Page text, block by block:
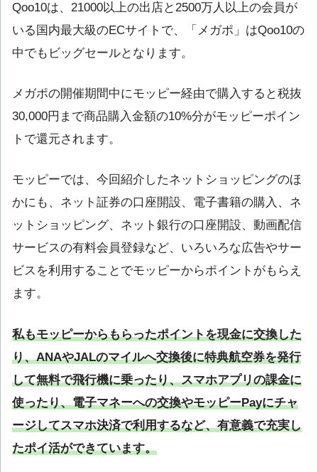
Qoo10は、21000以上の出店と2500万人以上の会員が
いる国内最大級のECサイトで、「メガポ」はQoo10の
中でもビッグセールとなります。
メガポの開催期間中にモッピー経由で購入すると税抜
30,000円まで商品購入金額の10%分がモッピーポイン
トで還元されます。
モッピーでは、今回紹介したネットショッピングのほ
かにも、ネット証券の口座開設、電子書籍の購入、ネ
ットショッピング、ネット銀行の口座開設、動画配信
サービスの有料会員登録など、いろいろな広告やサー
ビスを利用することでモッピーからポイントがもらえ
ます。
私もモッピーからもらったポイントを現金に交換した
り、ANAやJALのマイルへ交換後に特典航空券を発行
して無料で飛行機に乗ったり、スマホアプリの課金に
使ったり、電子マネーへの交換やモッピーPayにチャ
ージしてスマホ決済で利用するなど、有意義で充実し
たポイ活ができています。